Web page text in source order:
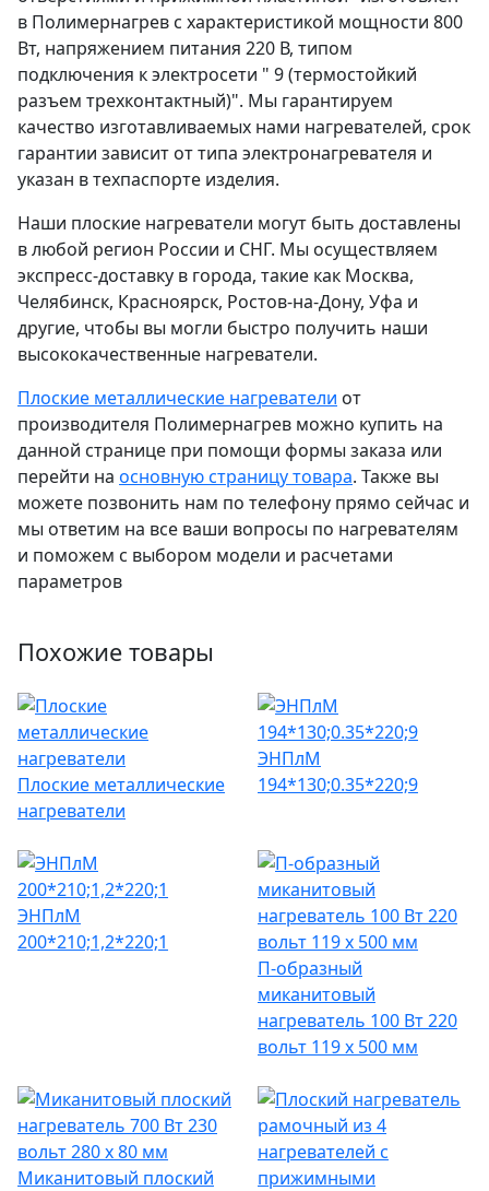
в Полимернагрев с характеристикой мощности 800
Вт, напряжением питания 220 В, типом
подключения к электросети " 9 (термостойкий
разъем трехконтактный)". Мы гарантируем
качество изготавливаемых нами нагревателей, срок
гарантии зависит от типа электронагревателя и
указан в техпаспорте изделия.
Наши плоские нагреватели могут быть доставлены
в любой регион России и СНГ. Мы осуществляем
экспресс-доставку в города, такие как Москва,
Челябинск, Красноярск, Ростов-на-Дону, Уфа и
другие, чтобы вы могли быстро получить наши
высококачественные нагреватели.
Плоские металлические нагреватели от
производителя Полимернагрев можно купить на
данной странице при помощи формы заказа или
перейти на основную страницу товара. Также вы
можете позвонить нам по телефону прямо сейчас и
мы ответим на все ваши вопросы по нагревателям
и поможем с выбором модели и расчетами
параметров
Похожие товары
Плоские металлические
нагреватели
ЭНПлМ
194*130;0.35*220;9
ЭНПлМ
200*210;1,2*220;1
П-образный
миканитовый
нагреватель 100 Вт 220
вольт 119 х 500 мм
Миканитовый плоский